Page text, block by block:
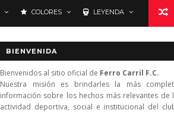
COLORES LEYENDA
BIENVENIDA
Bienvenidos al sitio oficial de Ferro Carril F.C.
Nuestra misión es brindarles la más
información sobre los hechos más relevantes de
actividad deportiva, social e institucional del